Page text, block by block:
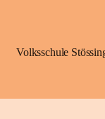
Volksschule